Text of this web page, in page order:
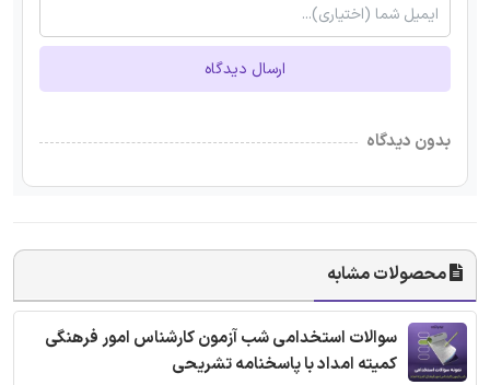
ارسال دیدگاه
بدون دیدگاه
محصولات مشابه
سوالات استخدامی شب آزمون کارشناس امور فرهنگی
کمیته امداد با پاسخنامه تشریحی